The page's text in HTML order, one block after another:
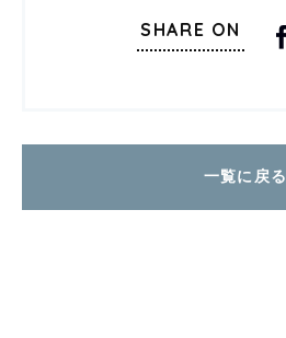
SHARE ON
一覧に戻る